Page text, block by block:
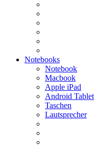
Notebooks
Notebook
Macbook
Apple iPad
Android Tablet
Taschen
Lautsprecher